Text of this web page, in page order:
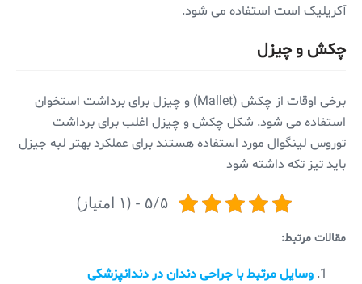
آکریلیک است استفاده می شود.
چکش و چیزل
برخی اوقات از چکش (Mallet) و چیزل برای برداشت استخوان
استفاده می شود. شکل چکش و چیزل اغلب برای برداشت
توروس لینگوال مورد استفاده هستند برای عملکرد بهتر لبه جیزل
باید تیز تکه داشته شود
۵/۵ - (۱ امتیاز)
مقالات مرتبط:
وسایل مرتبط با جراحی دندان در دندانپزشکی